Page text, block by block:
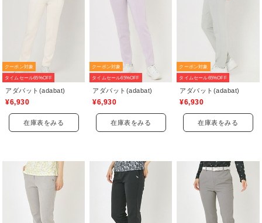
クーポン対象
タイムセール65%OFF
アダバット(adabat)
¥6,930
在庫表をみる
クーポン対象
タイムセール65%OFF
アダバット(adabat)
¥6,930
在庫表をみる
クーポン対象
タイムセール65%OFF
アダバット(adabat)
¥6,930
在庫表をみる